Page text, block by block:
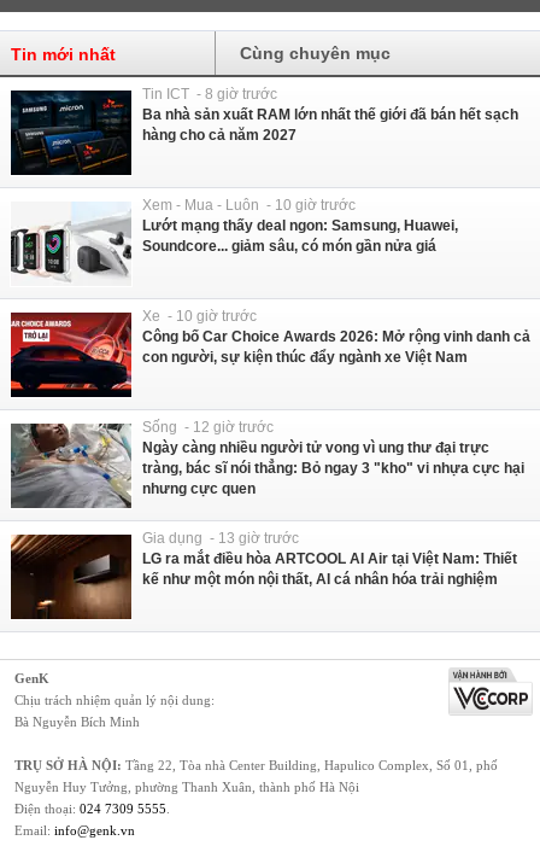
Tin mới nhất Cùng chuyên mục
Tin ICT - 8 giờ trước
Ba nhà sản xuất RAM lớn nhất thế giới đã bán hết sạch
hàng cho cả năm 2027
Xem - Mua - Luôn - 10 giờ trước
Lướt mạng thấy deal ngon: Samsung, Huawei,
Soundcore... giảm sâu, có món gần nửa giá
Xe - 10 giờ trước
Công bố Car Choice Awards 2026: Mở rộng vinh danh cả
con người, sự kiện thúc đẩy ngành xe Việt Nam
Sống - 12 giờ trước
Ngày càng nhiều người tử vong vì ung thư đại trực
tràng, bác sĩ nói thẳng: Bỏ ngay 3 "kho" vi nhựa cực hại
nhưng cực quen
Gia dụng - 13 giờ trước
LG ra mắt điều hòa ARTCOOL AI Air tại Việt Nam: Thiết
kế như một món nội thất, AI cá nhân hóa trải nghiệm
GenK
Chịu trách nhiệm quản lý nội dung:
Bà Nguyễn Bích Minh
TRỤ SỞ HÀ NỘI: Tầng 22, Tòa nhà Center Building, Hapulico Complex, Số 01, phố
Nguyễn Huy Tưởng, phường Thanh Xuân, thành phố Hà Nội
Điện thoại: 024 7309 5555
Email: info@genk.vn